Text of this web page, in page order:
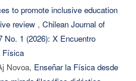
to promote inclusive education
review , Chilean Journal of
No. 1 (2026): X Encuentro
Física
Novoa, Enseñar la Física desde